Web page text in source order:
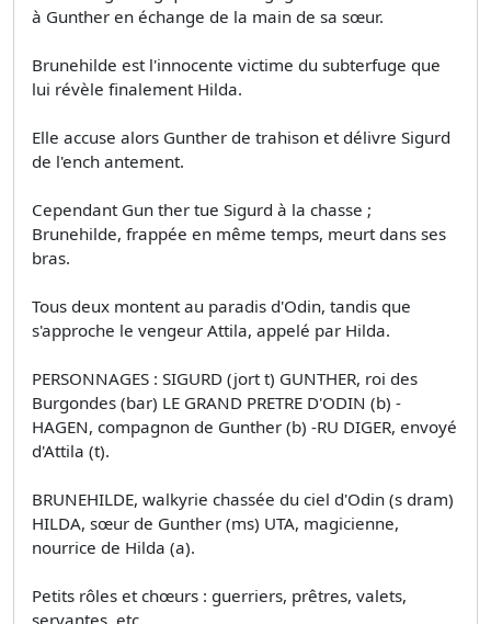
à Gunther en échange de la main de sa sœur.
Brunehilde est l'innocente victime du subterfuge que
lui révèle finalement Hilda.
Elle accuse alors Gunther de trahison et délivre Sigurd
de l'ench antement.
Cependant Gun­ ther tue Sigurd à la chasse ;
Brunehilde, frappée en même temps, meurt dans ses
bras.
Tous deux montent au paradis d'Odin, tandis que
s'approche le vengeur Attila, appelé par Hilda.
PERSONNAGES : SIGURD (jort t) GUNTHER, roi des
Burgondes (bar) LE GRAND­ PRETRE D'ODIN (b) -
HAGEN, compagnon de Gunther (b) -RU­ DIGER, envoyé
d'Attila (t).
BRUNEHILDE, walkyrie chassée du ciel d'Odin (s dram)
HILDA, sœur de Gunther (ms) UTA, magicienne,
nourrice de Hilda (a).
Petits rôles et chœurs : guerriers, prêtres, valets,
servantes, etc.